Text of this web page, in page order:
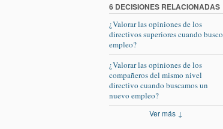
6 DECISIONES RELACIONADAS
¿Valorar las opiniones de los
directivos superiores cuando busco
empleo?
¿Valorar las opiniones de los
compañeros del mismo nivel
directivo cuando buscamos un
nuevo empleo?
Ver más ↓